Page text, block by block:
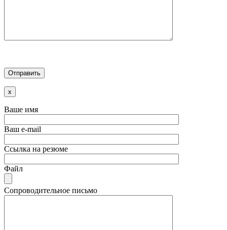
x
Ваше имя
Ваш e-mail
Ссылка на резюме
Файл
Сопроводительное письмо